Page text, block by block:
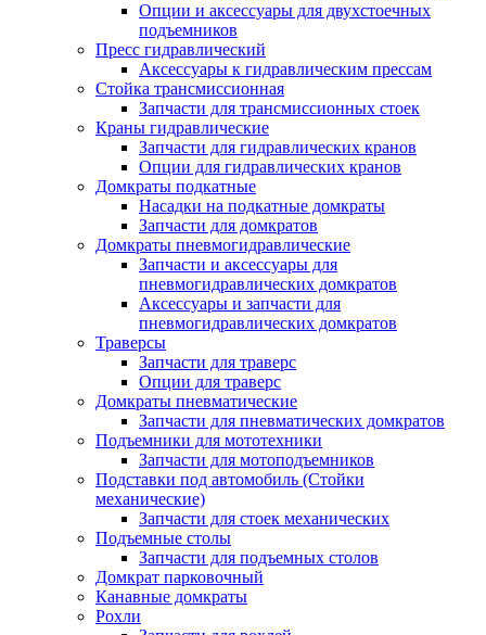
Опции и аксессуары для двухстоечных
подъемников
Пресс гидравлический
Аксессуары к гидравлическим прессам
Стойка трансмиссионная
Запчасти для трансмиссионных стоек
Краны гидравлические
Запчасти для гидравлических кранов
Опции для гидравлических кранов
Домкраты подкатные
Насадки на подкатные домкраты
Запчасти для домкратов
Домкраты пневмогидравлические
Запчасти и аксессуары для
пневмогидравлических домкратов
Аксессуары и запчасти для
пневмогидравлических домкратов
Траверсы
Запчасти для траверс
Опции для траверс
Домкраты пневматические
Запчасти для пневматических домкратов
Подъемники для мототехники
Запчасти для мотоподъемников
Подставки под автомобиль (Стойки
механические)
Запчасти для стоек механических
Подъемные столы
Запчасти для подъемных столов
Домкрат парковочный
Канавные домкраты
Рохли